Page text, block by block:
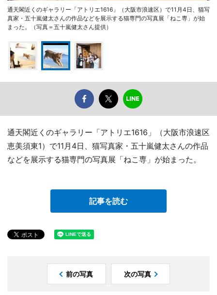
通天閣近くのギャラリー「アトリエ1616」（大阪市浪速区）で11月4日、猫写
真家・五十嵐健太さんの作品などを展示する猫専門の写真展「ねこ専」が始
まった。（写真＝五十嵐健太さん提供）
通天閣近くのギャラリー「アトリエ1616」（大阪市浪速区
恵美須東1）で11月4日、猫写真家・五十嵐健太さんの作品
などを展示する猫専門の写真展「ねこ専」が始まった。
記事を読む
前の写真 次の写真